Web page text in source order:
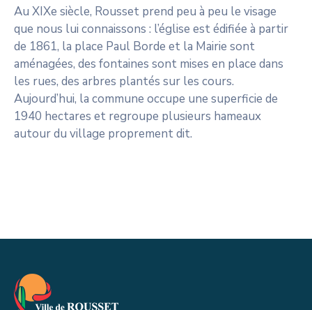
Au XIXe siècle, Rousset prend peu à peu le visage
que nous lui connaissons : l’église est édifiée à partir
de 1861, la place Paul Borde et la Mairie sont
aménagées, des fontaines sont mises en place dans
les rues, des arbres plantés sur les cours.
Aujourd’hui, la commune occupe une superficie de
1940 hectares et regroupe plusieurs hameaux
autour du village proprement dit.